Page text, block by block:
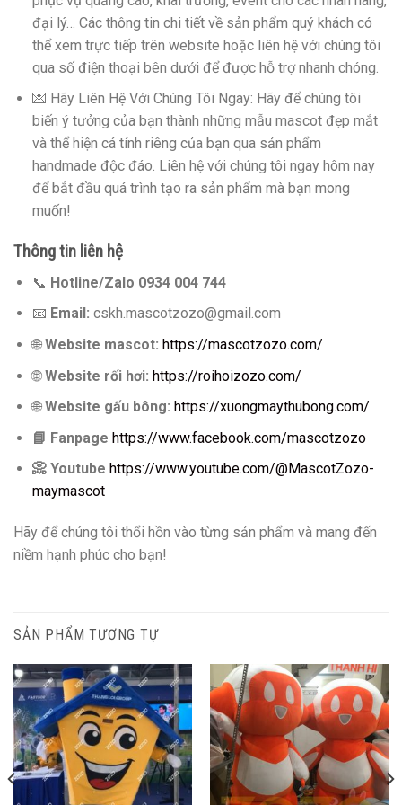
đại lý… Các thông tin chi tiết về sản phẩm quý khách có
thể xem trực tiếp trên website hoặc liên hệ với chúng tôi
qua số điện thoại bên dưới để được hỗ trợ nhanh chóng.
💌 Hãy Liên Hệ Với Chúng Tôi Ngay: Hãy để chúng tôi
biến ý tưởng của bạn thành những mẫu mascot đẹp mắt
và thể hiện cá tính riêng của bạn qua sản phẩm
handmade độc đáo. Liên hệ với chúng tôi ngay hôm nay
để bắt đầu quá trình tạo ra sản phẩm mà bạn mong
muốn!
Thông tin liên hệ
📞 Hotline/Zalo 0934 004 744
📧 Email: cskh.mascotzozo@gmail.com
🌐Website mascot: https://mascotzozo.com/
🌐Website rối hơi: https://roihoizozo.com/
🌐Website gấu bông: https://xuongmaythubong.com/
📘 Fanpage https://www.facebook.com/mascotzozo
📀 Youtube https://www.youtube.com/@MascotZozo-
maymascot
Hãy để chúng tôi thổi hồn vào từng sản phẩm và mang đến
niềm hạnh phúc cho bạn!
SẢN PHẨM TƯƠNG TỰ